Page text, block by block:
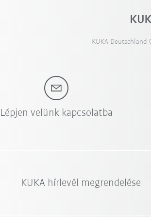
KUKA
Lépjen velünk kapcsolatba
KUKA hírlevél megrendelése